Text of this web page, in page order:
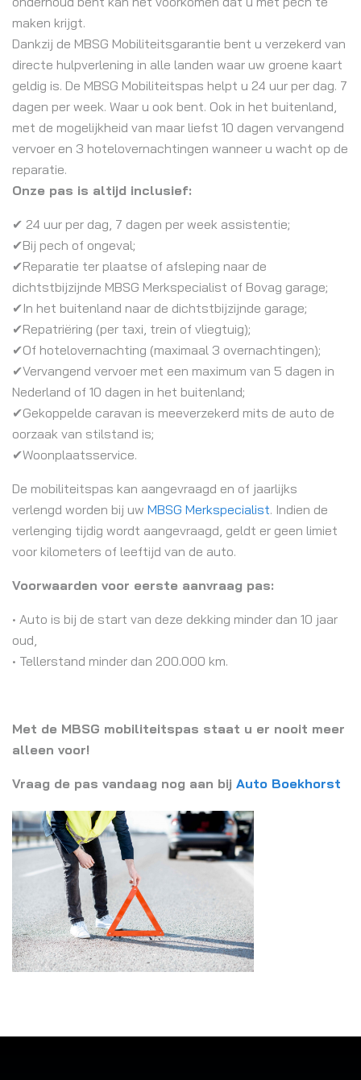
maken krijgt.
Dankzij de MBSG Mobiliteitsgarantie bent u verzekerd van
directe hulpverlening in alle landen waar uw groene kaart
geldig is. De MBSG Mobiliteitspas helpt u 24 uur per dag. 7
dagen per week. Waar u ook bent. Ook in het buitenland,
met de mogelijkheid van maar liefst 10 dagen vervangend
vervoer en 3 hotelovernachtingen wanneer u wacht op de
reparatie.
Onze pas is altijd inclusief:
✔ 24 uur per dag, 7 dagen per week assistentie;
✔Bij pech of ongeval;
✔Reparatie ter plaatse of afsleping naar de
dichtstbijzijnde MBSG Merkspecialist of Bovag garage;
✔In het buitenland naar de dichtstbijzijnde garage;
✔Repatriëring (per taxi, trein of vliegtuig);
✔Of hotelovernachting (maximaal 3 overnachtingen);
✔Vervangend vervoer met een maximum van 5 dagen in
Nederland of 10 dagen in het buitenland;
✔Gekoppelde caravan is meeverzekerd mits de auto de
oorzaak van stilstand is;
✔Woonplaatsservice.
De mobiliteitspas kan aangevraagd en of jaarlijks
verlengd worden bij uw MBSG Merkspecialist. Indien de
verlenging tijdig wordt aangevraagd, geldt er geen limiet
voor kilometers of leeftijd van de auto.
Voorwaarden voor eerste aanvraag pas:
• Auto is bij de start van deze dekking minder dan 10 jaar
oud,
• Tellerstand minder dan 200.000 km.
Met de MBSG mobiliteitspas staat u er nooit meer
alleen voor!
Vraag de pas vandaag nog aan bij Auto Boekhorst